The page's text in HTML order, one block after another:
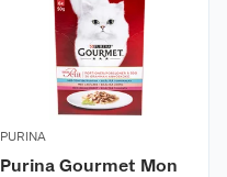
PURINA
Purina Gourmet Mon